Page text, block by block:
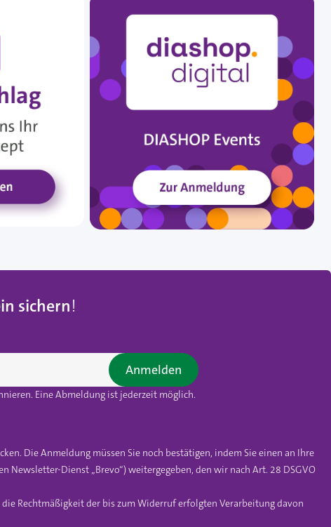
sichern!
Eine Abmeldung ist jederzeit möglich.
Anmelden
Die Anmeldung müssen Sie noch bestätigen, indem Sie einen an Ihre
Newsletter-Dienst „Brevo“) weitergegeben, den wir nach Art. 28 DSGVO
Rechtmäßigkeit der bis zum Widerruf erfolgten Verarbeitung davon